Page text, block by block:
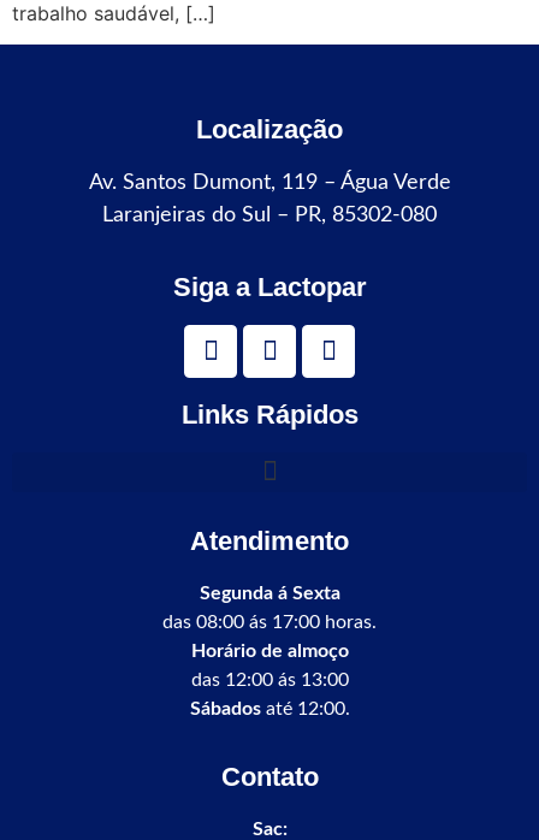
trabalho saudável, […]
Localização
Av. Santos Dumont, 119 – Água Verde
Laranjeiras do Sul – PR, 85302-080
Siga a Lactopar
Links Rápidos
Atendimento
Segunda á Sexta
das 08:00 ás 17:00 horas.
Horário de almoço
das 12:00 ás 13:00
Sábadosaté 12:00.
Contato
Sac: